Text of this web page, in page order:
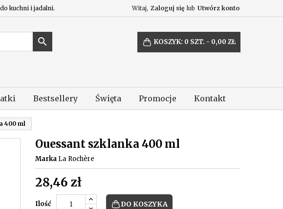
kuchni i jadalni. Witaj, Zaloguj się lub Utwórz konto
KOSZYK: 0 SZT. - 0,00 ZŁ

Bestsellery Święta Promocje Kontakt
400 ml
Ouessant szklanka 400 ml
Marka La Rochère
28,46 zł
Ilość DO KOSZYKA